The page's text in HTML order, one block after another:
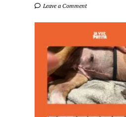
Leave a Comment